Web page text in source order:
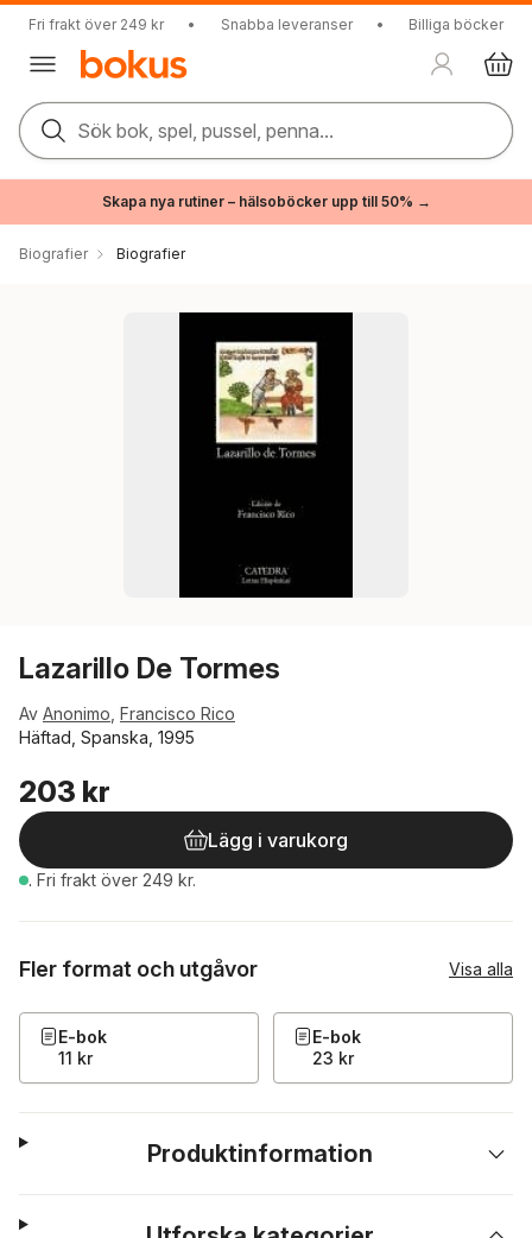
Fri frakt över 249 kr • Snabba leveranser • Billiga böcker
Sök bok, spel, pussel, penna...
Skapa nya rutiner – hälsoböcker upp till 50% →
Biografier Biografier
Lazarillo De Tormes
Av Anonimo Francisco Rico
Häftad, Spanska, 1995
203 kr
Lägg i varukorg
. Fri frakt över 249 kr.
Fler format och utgåvor Visa alla
E-bok
11 kr
E-bok
23 kr
Produktinformation